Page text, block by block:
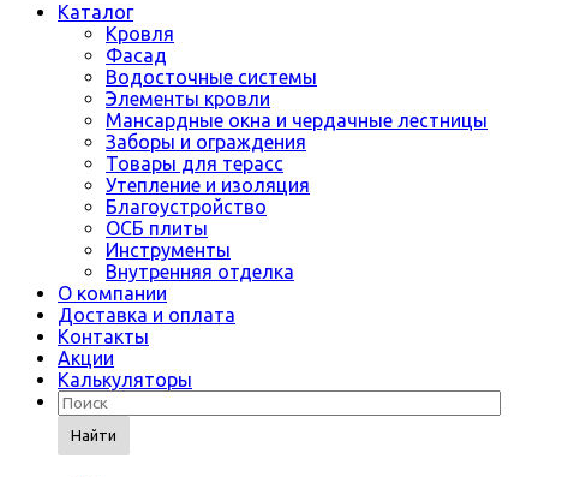
Каталог
Кровля
Фасад
Водосточные системы
Элементы кровли
Мансардные окна и чердачные лестницы
Заборы и ограждения
Товары для терасс
Утепление и изоляция
Благоустройство
ОСБ плиты
Инструменты
Внутренняя отделка
О компании
Доставка и оплата
Контакты
Акции
Калькуляторы
Найти